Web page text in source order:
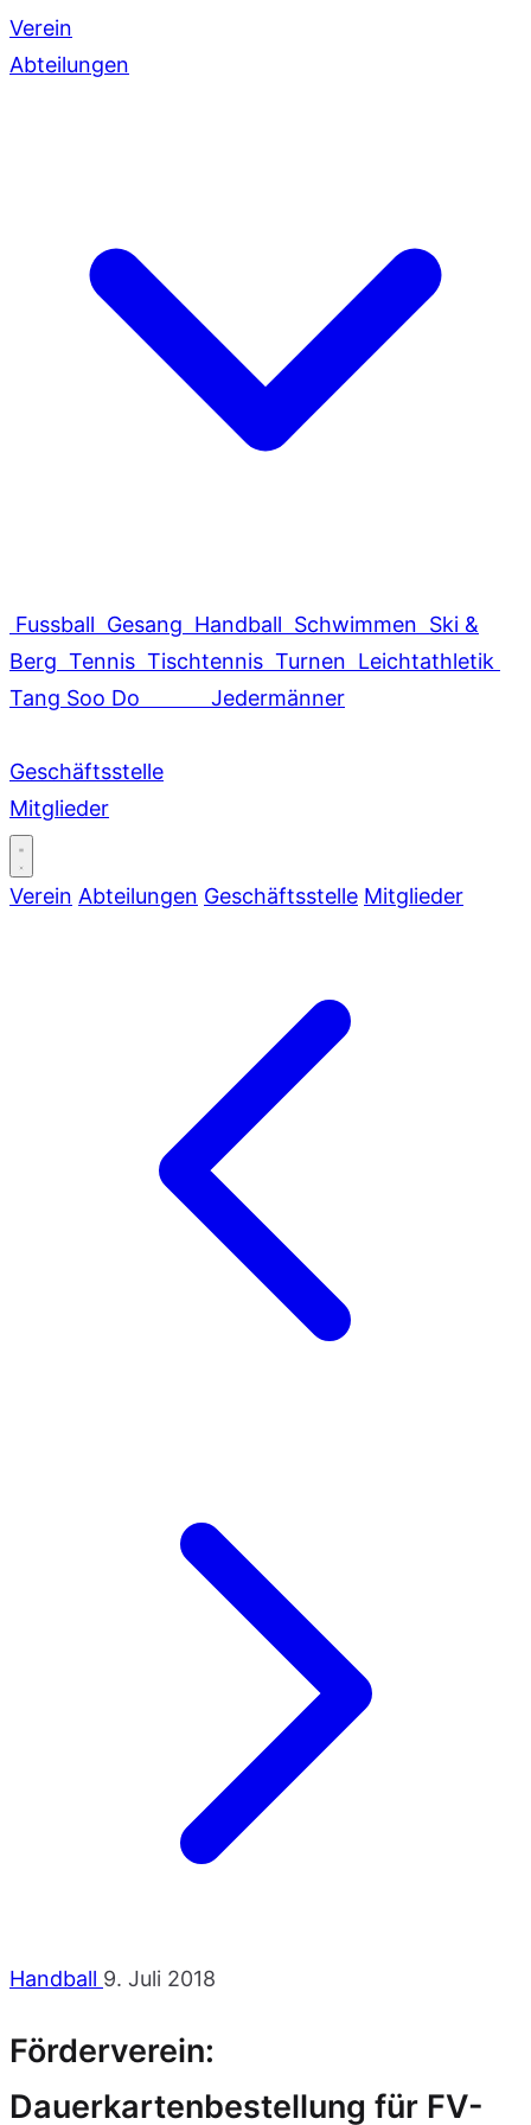
Verein
Abteilungen
Fussball Gesang Handball Schwimmen Ski &
Berg Tennis Tischtennis Turnen Leichtathletik
Tang Soo Do
Jedermänner
Geschäftsstelle
Mitglieder
Verein Abteilungen Geschäftsstelle Mitglieder
Handball 9. Juli 2018
Förderverein:
Dauerkartenbestellung für FV-